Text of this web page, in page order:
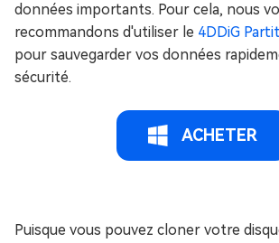
données importants. Pour cela, nous
recommandons d'utiliser le 4DDiG
pour sauvegarder vos données
sécurité.
ACHETER
Puisque vous pouvez cloner votre